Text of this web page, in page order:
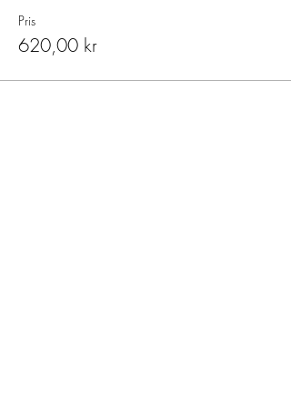
Pris
620,00 kr